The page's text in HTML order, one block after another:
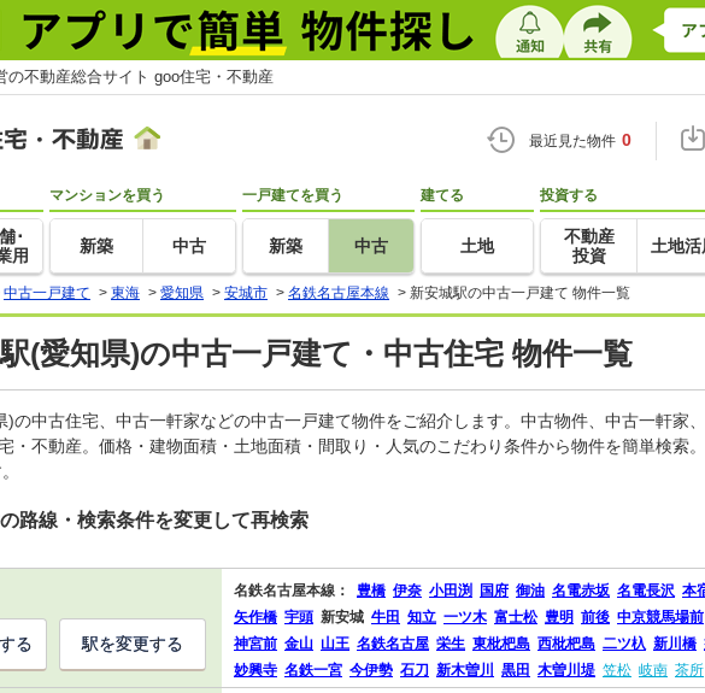
の不動産総合サイト goo住宅・不動産
最近見た物件 0
･
用
マンションを買う
新築 中古
一戸建てを買う
新築 中古
建てる
土地
投資する
不動産
投資
土地活
中古一戸建て > 東海 > 愛知県 > 安城市 > 名鉄名古屋本線 > 新安城駅の中古一戸建て 物件一覧
(愛知県)の中古一戸建て・中古住宅 物件一覧
)の中古住宅、中古一軒家などの中古一戸建て物件をご紹介します。中古物件、中古一軒家
・不動産。価格・建物面積・土地面積・間取り・人気のこだわり条件から物件を簡単検索
路線・検索条件を変更して再検索
名鉄名古屋本線： 豊橋 伊奈 小田渕 国府 御油 名電赤坂 名電長沢 本
矢作橋 宇頭 新安城 牛田 知立 一ツ木 富士松 豊明 前後 中京競馬場前
神宮前 金山 山王 名鉄名古屋 栄生 東枇杷島 西枇杷島 二ツ杁 新川橋
妙興寺 名鉄一宮 今伊勢 石刀 新木曽川 黒田 木曽川堤 笠松 岐南 茶所
る 駅を変更する